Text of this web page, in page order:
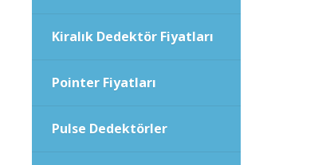
Kiralık Dedektör Fiyatları
Pointer Fiyatları
Pulse Dedektörler